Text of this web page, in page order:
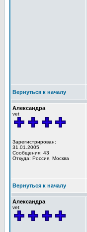
Вернуться к началу
Александра
vet
Зарегистрирован:
31.01.2005
Сообщения: 43
Откуда: Россия, Москва
Вернуться к началу
Александра
vet